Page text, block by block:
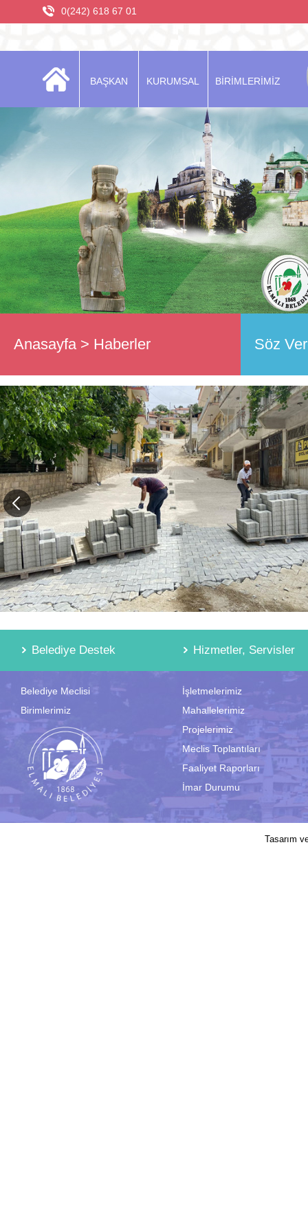
0(242) 618 67 01
BAŞKAN KURUMSAL BİRİMLERİMİZ
Anasayfa> Haberler Söz
Belediye Destek Hizmetler, Servisler
Belediye Meclisi
Birimlerimiz
İşletmelerimiz
Mahallelerimiz
Projelerimiz
Meclis Toplantıları
Faaliyet Raporları
İmar Durumu
Tasarım